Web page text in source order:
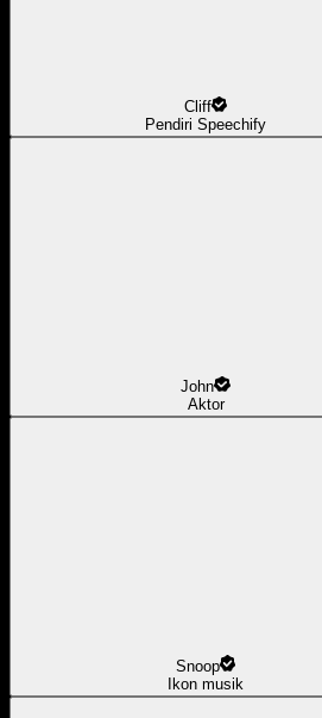
Cliff
Pendiri Speechify
John
Aktor
Snoop
Ikon musik